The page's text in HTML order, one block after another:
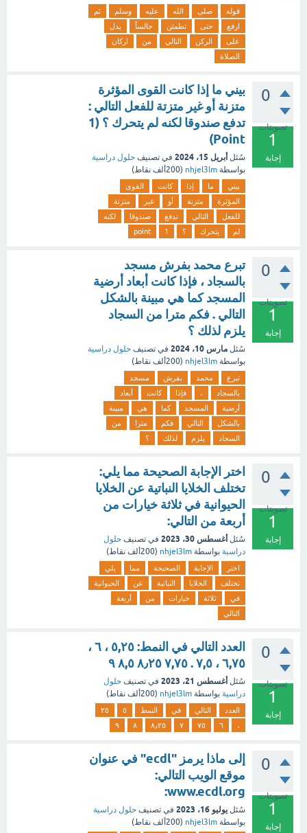
قوله صلى الله عليه وسلم
ثم
ارفع
حتى تطمئن جالساً
يدل
على
الركن التالي من
اركان
الصلاة
0
تصويتات
1
إجابة
بيني ما إذا كانت القوى المؤثرة
متزنة أو غير متزتة للفعل التالي :
تدفع صندوقا لكنه لم يتحرك ؟ (1
Point)
سُئل أبريل 15، 2024 في تصنيف حلول دراسية
بواسطة nhjel3lm
(200ألف نقاط)
بيني ما إذا كانت
القوى
المؤثرة
متزنة أو غير
متزتة
للفعل
التالي تدفع صندوقا
لكنه
لم
يتحرك ؟ 1
point
0
تصويتات
1
إجابة
تبرع محمد بفرش مسجد
بالسجاد ، فإذا كانت أبعاد أرضية
المسجد كما هي مبينة بالشكل
التالي . فكم مترا من السجاد
يلزم لذلك ؟
سُئل مارس 10، 2024 في تصنيف حلول دراسية
بواسطة nhjel3lm
(200ألف نقاط)
تبرع محمد بفرش
مسجد
بالسجاد
، فإذا كانت
أبعاد
أرضية
المسجد كما هي
مبينة
بالشكل
التالي فكم مترا
من
السجاد
يلزم لذلك ؟
0
تصويتات
1
إجابة
اختر الإجابة الصحيحة مما يلي:
تختلف الخلايا النباتية عن الخلايا
الحيوانية في ثلاثة خيارات من
أربعة من التالي:
سُئل أغسطس 30، 2023 في تصنيف حلول
دراسية بواسطة nhjel3lm
(200ألف نقاط)
اختر الإجابة الصحيحة مما
يلي
تختلف
الخلايا النباتية عن
الحيوانية
في
ثلاثة خيارات من
أربعة
التالي
0
تصويتات
1
إجابة
العدد التالي في النمط: ٥,٢٥ ، ٦ ،
٦,٧٥ ، ٧,٥ . ٧,٧٥ ٨٫٢٥ ٨,٥ ۹
سُئل أغسطس 21، 2023 في تصنيف حلول
دراسية بواسطة nhjel3lm
(200ألف نقاط)
العدد التالي في النمط ٥
٢٥
،
٦ ٧٥ ٧ ٨٫٢٥ ٨ ۹
0
تصويتات
1
إجابة
إلى ماذا يرمز "ecdl" في عنوان
موقع الويب التالي:
www.ecdl.org:
سُئل يوليو 16، 2023 في تصنيف حلول دراسية
بواسطة nhjel3lm
(200ألف نقاط)